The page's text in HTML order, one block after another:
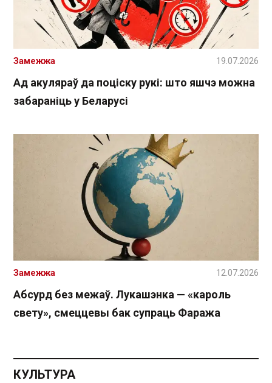
Ад акуляраў да поціску рукі: што яшчэ можна
забараніць у Беларусі
Замежжа 19.07.2026
Абсурд без межаў. Лукашэнка — «кароль
свету», смеццевы бак супраць Фаража
Замежжа 12.07.2026
КУЛЬТУРА